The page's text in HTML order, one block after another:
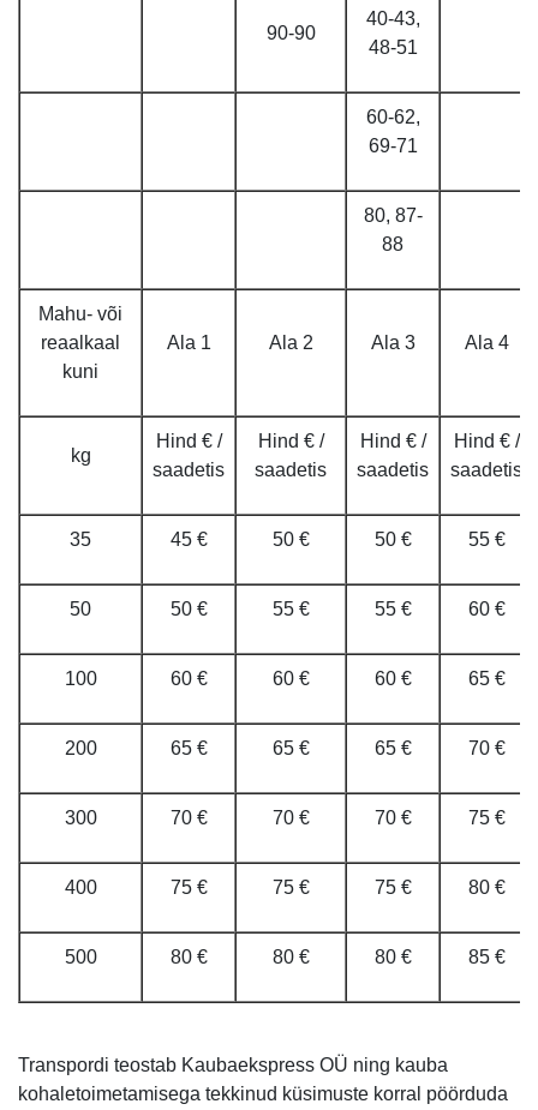
90-90
40-43,
48-51
60-62,
69-71
80, 87-
88
Mahu- või
reaalkaal
kuni
Ala 1 Ala 2 Ala 3 Ala 4
kg
Hind € /
saadetis
Hind € /
saadetis
Hind € /
saadetis
Hind € /
saadetis
35 45 € 50 € 50 € 55 €
50 50 € 55 € 55 € 60 €
100 60 € 60 € 60 € 65 €
200 65 € 65 € 65 € 70 €
300 70 € 70 € 70 € 75 €
400 75 € 75 € 75 € 80 €
500 80 € 80 € 80 € 85 €
Transpordi teostab Kaubaekspress OÜ ning kauba
kohaletoimetamisega tekkinud küsimuste korral pöörduda